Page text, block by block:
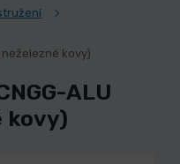
kovy)
ALU
kovy)